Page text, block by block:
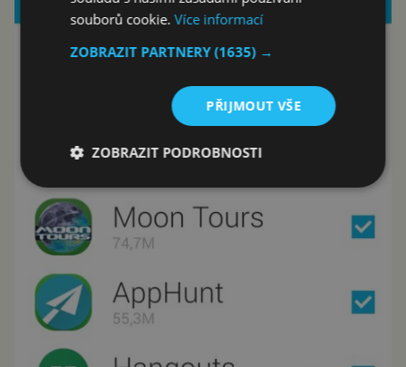
souborů cookie.Více informací
ZOBRAZIT PARTNERY(1635) →
PŘIJMOUT VŠE
ZOBRAZIT PODROBNOSTI